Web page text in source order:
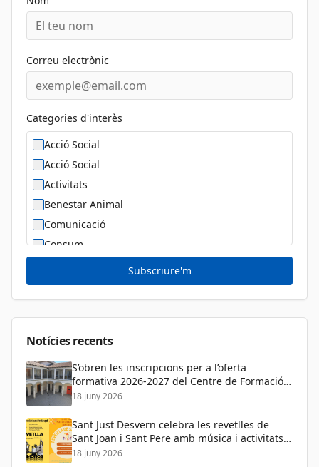
Correu electrònic
Categories d'interès
Acció Social
Acció Social
Activitats
Benestar Animal
Comunicació
Consum
Diversitat Sexual i de Gènere
Dona
Subscriure'm
Notícies recents
S’obren les inscripcions per a l’oferta
formativa 2026-2027 del Centre de Formació
de Persones Adultes
18 juny 2026
Sant Just Desvern celebra les revetlles de
Sant Joan i Sant Pere amb música i activitats
per a tots els públics
18 juny 2026